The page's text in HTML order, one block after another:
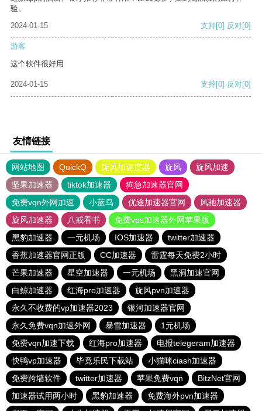
验。
2024-01-15
支持[0] 反对[0]
游客
这个软件很好用
2024-01-15 支持[0] 反对[0]
友情链接
网站地图 QuickQ 旋风加速度器 旋风
旋风加速
坚果加速器
tiktok加速器
狗急加速器官网
免费vqn外网加速
小蓝鸟 优途加速器官网
风驰加速器
旋风加速器
八戒看书
免费vps加速器外网苹果版
黑豹加速器
一元机场 IOS加速器
twitter加速器
香蕉加速器官网正版
CC加速器
雷霆每天免费2小时
芒果加速器
星空加速器 一元机场
黑洞加速官网
白鲸加速器
红海pro加速器
旋风pvn加速器
永久不收费的vp加速器2023
银河加速器官网
永久免费vqn加速外网
暴雪加速器
1元机场
免费vqn加速下载
红海pro加速器
电报telegeram加速器
快鸭vp加速器
毕竟乐民下载站
小猫咪ciash加速器
免费跨墙软件
twitter加速器 苹果免费vqn
BitzNet官网
加速器试用两小时
黑豹加速器
免费海外pvn加速器